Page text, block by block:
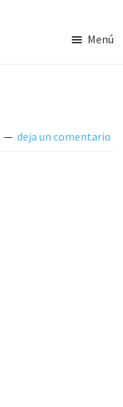
Menú
deja un comentario